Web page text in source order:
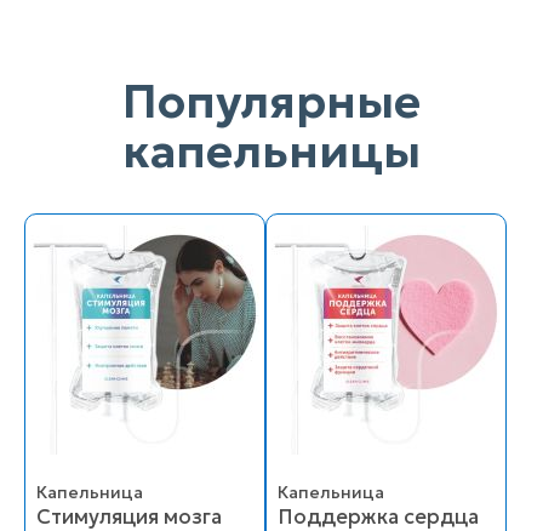
Популярные
капельницы
Капельница
Стимуляция мозга
Капельница
Поддержка сердца